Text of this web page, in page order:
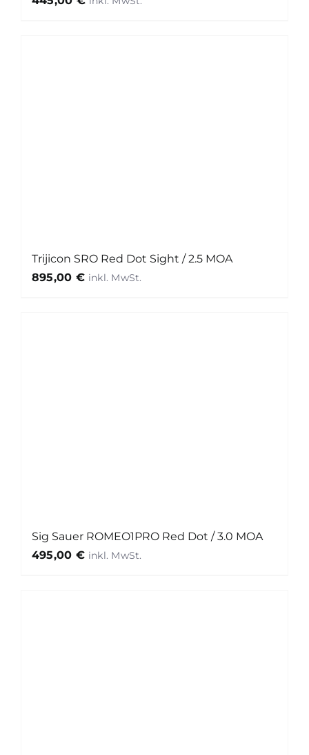
Trijicon SRO Red Dot Sight / 2.5 MOA
895,00 €
Sig Sauer ROMEO1PRO Red Dot / 3.0 MOA
495,00 €